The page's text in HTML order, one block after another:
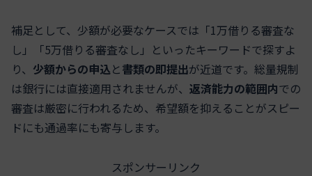
補足として、少額が必要なケースでは「1万借りる審査な
し」「5万借りる審査なし」といったキーワードで探すよ
り、 少額からの申込と書類の即提出が近道です。総量規制
は銀行には直接適用されませんが、 返済能力の範囲内での
審査は厳密に行われるため、希望額を抑えることがスピー
ドにも通過率にも寄与します。
スポンサーリンク